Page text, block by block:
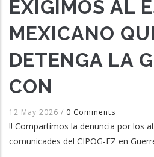
EXIGIMOS AL
MEXICANO
DETENGA LA
CON
12 May 2026 / 0 Comments
‼️ Compartimos la denuncia por los
comunicades del CIPOG-EZ en